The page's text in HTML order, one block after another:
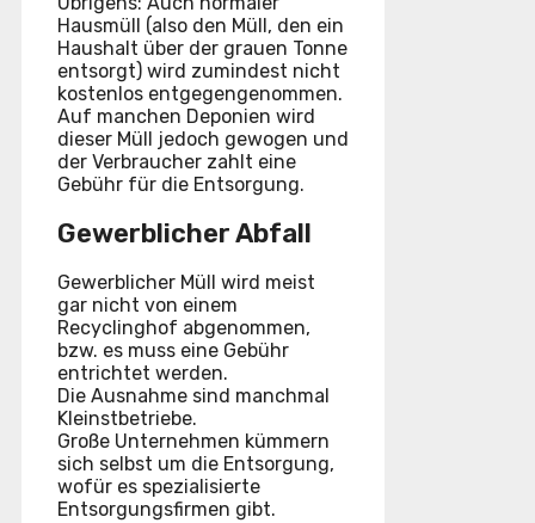
Hausmüll (also den Müll, den ein
Haushalt über der grauen Tonne
entsorgt) wird zumindest nicht
kostenlos entgegengenommen.
Auf manchen Deponien wird
dieser Müll jedoch gewogen und
der Verbraucher zahlt eine
Gebühr für die Entsorgung.
Gewerblicher Abfall
Gewerblicher Müll wird meist
gar nicht von einem
Recyclinghof abgenommen,
bzw. es muss eine Gebühr
entrichtet werden.
Die Ausnahme sind manchmal
Kleinstbetriebe.
Große Unternehmen kümmern
sich selbst um die Entsorgung,
wofür es spezialisierte
Entsorgungsfirmen gibt.